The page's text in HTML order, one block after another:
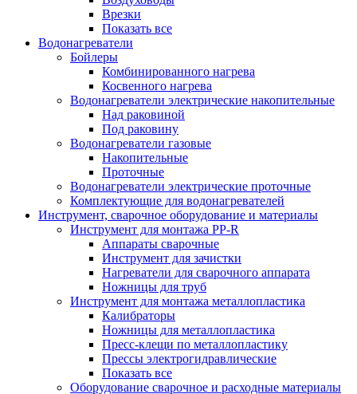
Врезки
Показать все
Водонагреватели
Бойлеры
Комбинированного нагрева
Косвенного нагрева
Водонагреватели электрические накопительные
Над раковиной
Под раковину
Водонагреватели газовые
Накопительные
Проточные
Водонагреватели электрические проточные
Комплектующие для водонагревателей
Инструмент, сварочное оборудование и материалы
Инструмент для монтажа PP-R
Аппараты сварочные
Инструмент для зачистки
Нагреватели для сварочного аппарата
Ножницы для труб
Инструмент для монтажа металлопластика
Калибраторы
Ножницы для металлопластика
Пресс-клещи по металлопластику
Прессы электрогидравлические
Показать все
Оборудование сварочное и расходные материалы